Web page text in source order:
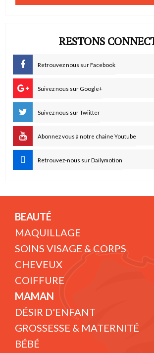
RESTONS
Retrouvez nous sur Facebook
Suivez nous sur Google+
Suivez nous sur Twiitter
Abonnez vous à notre chaine Youtube
Retrouvez-nous sur Dailymotion
BEAUTÉ
MAQUILLAGE
SOINS VISAGE & CORPS
CHEVEUX
COIFFURE
MAMAN
DÉSIR D'ENFANT
GROSSESSE & MATERNITÉ
BÉBÉ